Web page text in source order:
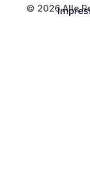
© 2026 Alle